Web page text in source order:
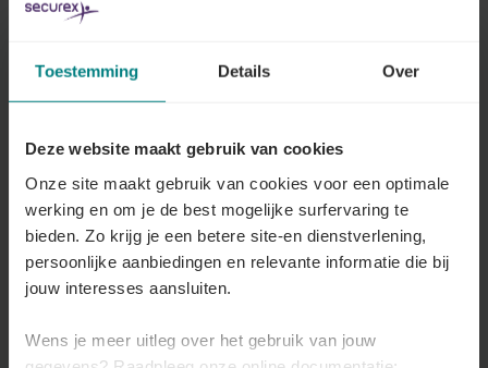
Toestemming Details Over
Deze website maakt gebruik van cookies
Onze site maakt gebruik van cookies voor een optimale
werking en om je de best mogelijke surfervaring te
bieden. Zo krijg je een betere site-en dienstverlening,
persoonlijke aanbiedingen en relevante informatie die bij
jouw interesses aansluiten.
Wens je meer uitleg over het gebruik van jouw
Ontdek wat er in uw sector werd afgesproken
leggen of te doen stijgen. Dat kan bijvoorbeeld
in de vorm van een premie, een aanpassing van
Lees meer
Indexering
Lonen worden af en toe geïndexeerd, zodat ze